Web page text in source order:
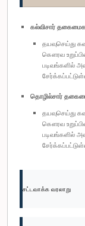
கல்விசார்
தயவுசெய்து
கௌரவ
படிவங்களில்
தொழில்சார்
தயவுசெய்து
கௌரவ
படிவங்களில்
சட்டவாக்க வரலாறு